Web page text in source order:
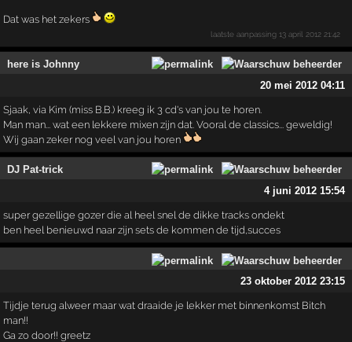
Dat was het zekers
laatste aanpassing13 april 2012 21:42
here is Johnny
20 mei 2012 04:11
Sjaak, via Kim (miss B.B.) kreeg ik 3 cd's van jou te horen.
Man man... wat een lekkere mixen zijn dat. Vooral de classics... geweldig!
Wij gaan zeker nog veel van jou horen
DJ Pat-trick
4 juni 2012 15:54
super gezellige gozer die al heel snel de dikke tracks ondekt
ben heel benieuwd naar zijn sets de kommen de tijd,succes
23 oktober 2012 23:15
Tijdje terug alweer maar wat draaide je lekker met binnenkomst Bitch
man!!
Ga zo door!! greetz